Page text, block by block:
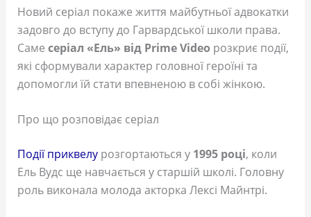
Новий серіал покаже життя майбутньої адвокатки
задовго до вступу до Гарвардської школи права.
Саме серіал «Ель» від Prime Video розкриє події,
які сформували характер головної героїні та
допомогли їй стати впевненою в собі жінкою.
Про що розповідає серіал
Події приквелурозгортаються у 1995 році, коли
Ель Вудс ще навчається у старшій школі. Головну
роль виконала молода акторка Лексі Майнтрі.